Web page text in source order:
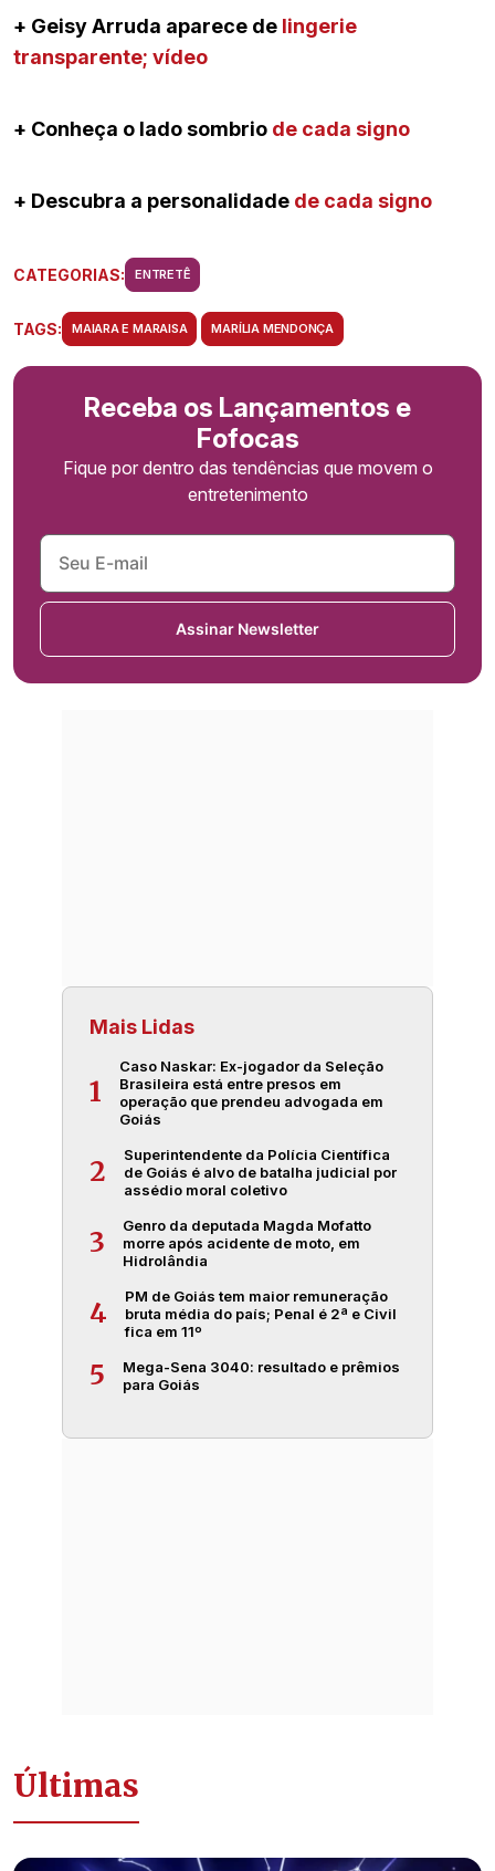
+ Geisy Arruda aparece de lingerie
transparente; vídeo
+ Conheça o lado sombrio de cada signo
+ Descubra a personalidade de cada signo
CATEGORIAS: ENTRETÊ
TAGS: MAIARA E MARAISA MARÍLIA MENDONÇA
Receba os Lançamentos e
Fofocas
Fique por dentro das tendências que movem o
entretenimento
Assinar Newsletter
Mais Lidas
1
Caso Naskar: Ex-jogador da Seleção
Brasileira está entre presos em
operação que prendeu advogada em
Goiás
2
Superintendente da Polícia Científica
de Goiás é alvo de batalha judicial por
assédio moral coletivo
3
Genro da deputada Magda Mofatto
morre após acidente de moto, em
Hidrolândia
4
PM de Goiás tem maior remuneração
bruta média do país; Penal é 2ª e Civil
fica em 11º
5
Mega-Sena 3040: resultado e prêmios
para Goiás
Últimas